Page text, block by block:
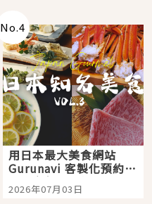
No.4
用日本最大美食網站
Gurunavi 客製化預約九
大都市餐廳，打造專屬
美食體驗！
2026年07月03日